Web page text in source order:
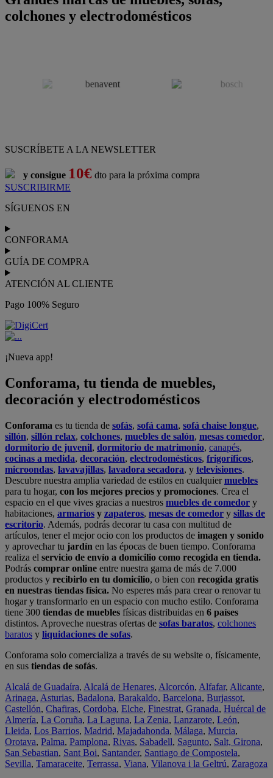
colchones y electrodomésticos
SUSCRÍBETE A LA NEWSLETTER
y consigue 10€ dto para la próxima compra
SUSCRIBIRME
SÍGUENOS EN
CONFORAMA
GUÍA DE COMPRA
ATENCIÓN AL CLIENTE
Pago 100% Seguro
¡Nueva app!
Conforama, tu tienda de muebles,
decoración y electrodomésticos
Conforama es tu tienda de sofás, sofá cama, sofá chaise longue,
sillón, sillón relax, colchones, muebles de salón, mesas comedor,
dormitorio de juvenil, dormitorio de matrimonio, canapés,
cocinas a medida, decoración, electrodomésticos, frigoríficos,
microondas, lavavajillas, lavadora secadora, y televisiones.
Descubre nuestra amplia variedad de estilos en cualquiermuebles
para tu hogar, con los mejores precios y promociones. Crea el
espacio en el que vives gracias a nuestros muebles de comedor y
habitaciones, armarios y zapateros, mesas de comedor y sillas de
escritorio. Además, podrás decorar tu casa con multitud de
artículos, tener el mejor ocio con los productos de imagen y sonido
y aprovechar tu jardín en las épocas de buen tiempo. Conforama
realiza el servicio de envío a domicilio como recogida en tienda.
Podrás comprar online entre nuestra gama de más de 7.000
productos y recibirlo en tu domicilio, o bien con recogida gratis
en nuestras tiendas física. No esperes más para crear o renovar tu
hogar y transformarlo en un espacio con mucho estilo. Conforama
tiene 300 tiendas de muebles físicas distribuidas en 6 países
distintos. Aproveche nuestras ofertas de sofas baratos, colchones
baratos y liquidaciones de sofas.
Conforama solo comercializa a través de su website o, físicamente,
en sus tiendas de sofás.
Alcalá de Guadaíra, Alcalá de Henares, Alcorcón, Alfafar, Alicante,
Arinaga, Asturias, Badalona, Barakaldo, Barcelona, Burjassot,
Castellón, Chafiras, Cordoba, Elche, Finestrat, Granada, Huércal de
Almería, La Coruña, La Laguna, La Zenia, Lanzarote, León,
Lleida, Los Barrios, Madrid, Majadahonda, Málaga, Murcia,
Orotava, Palma, Pamplona, Rivas, Sabadell, Sagunto, Salt, Girona,
San Sebastian, Sant Boi, Santander, Santiago de Compostela,
Sevilla, Tamaraceite, Terrassa, Viana, Vilanova i la Geltrú, Zaragoza